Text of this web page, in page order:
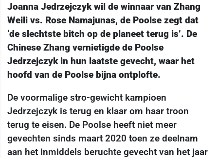
Joanna Jedrzejczyk wil de winnaar van Zhang
Weili vs. Rose Namajunas, de Poolse zegt dat
‘de slechtste bitch op de planeet terug is’. De
Chinese Zhang vernietigde de Poolse
Jedrzejczyk in hun laatste gevecht, waar het
hoofd van de Poolse bijna ontplofte.
De voormalige stro-gewicht kampioen
Jedrzejczyk is terug en klaar om haar troon
terug te eisen. De Poolse heeft niet meer
gevechten sinds maart 2020 toen ze deelnam
aan het inmiddels beruchte gevecht van het jaar